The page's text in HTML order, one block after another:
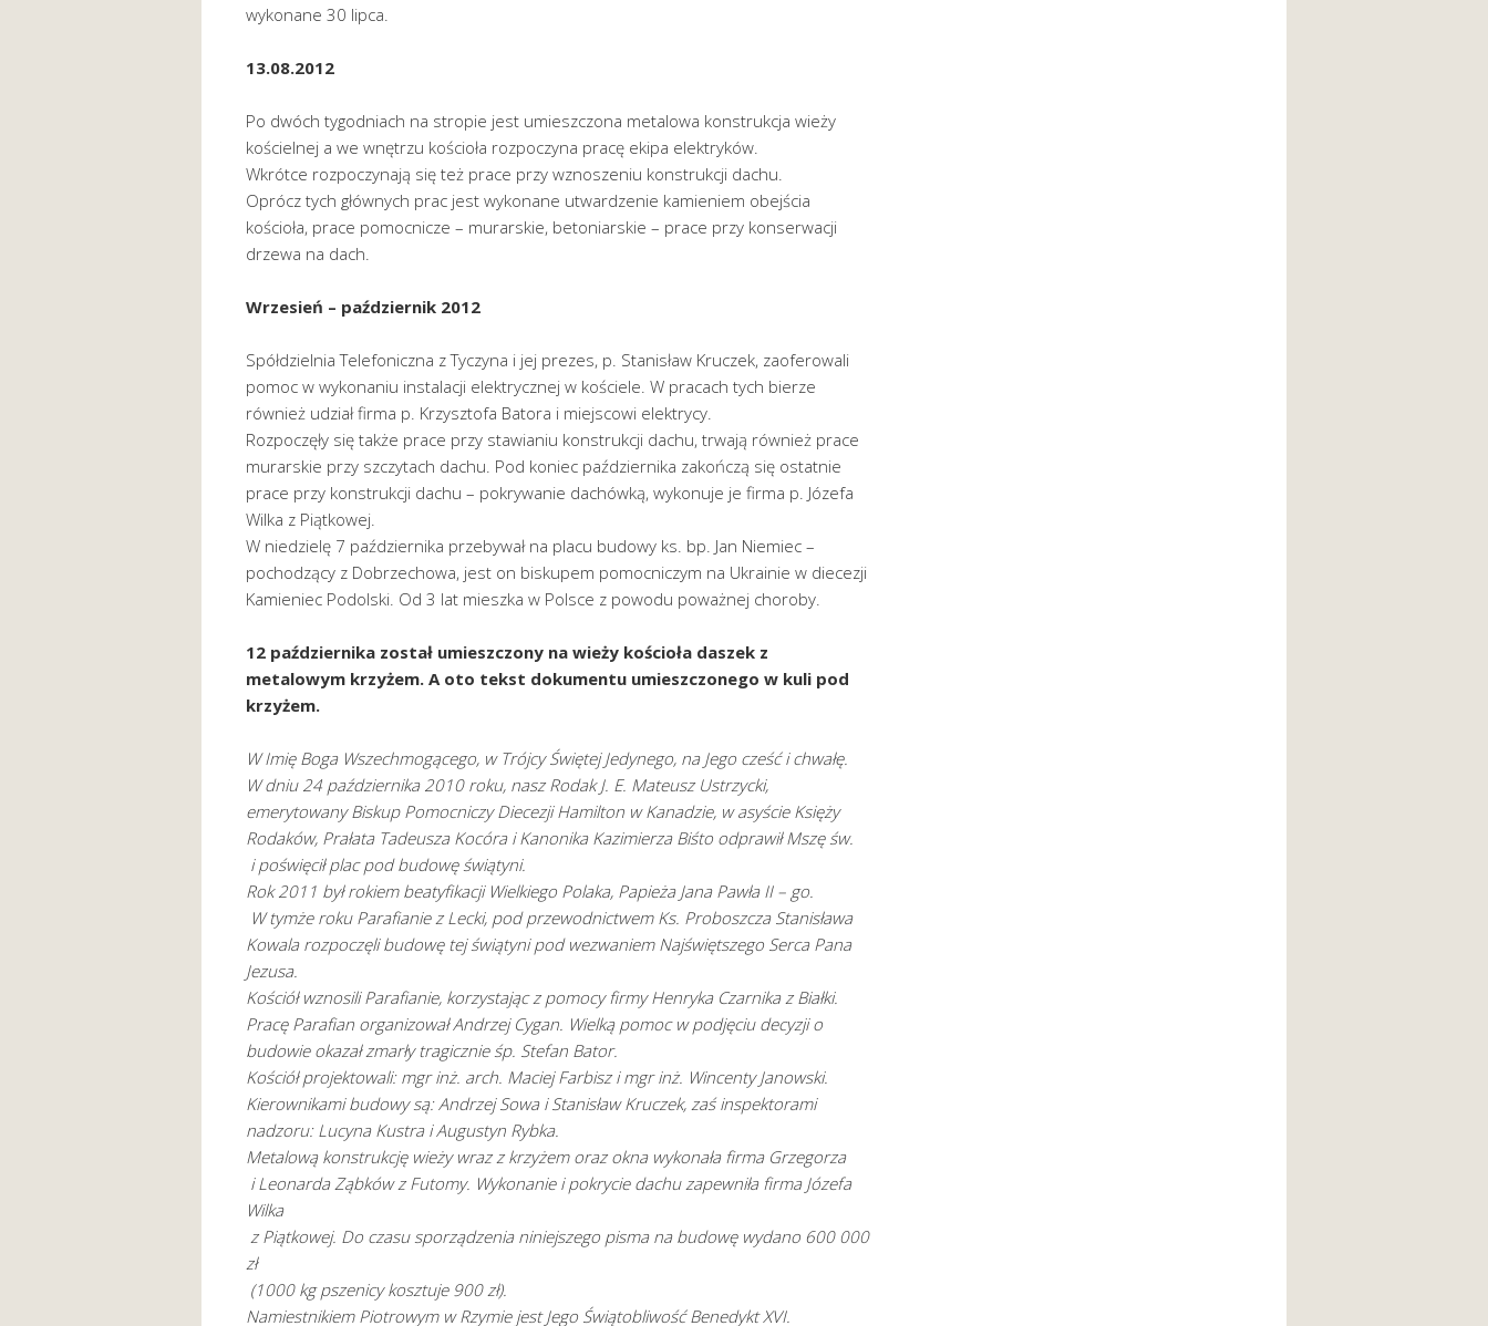
wykonane 30 lipca.
13.08.2012
Po dwóch tygodniach na stropie jest umieszczona metalowa konstrukcja wieży
kościelnej a we wnętrzu kościoła rozpoczyna pracę ekipa elektryków.
Wkrótce rozpoczynają się też prace przy wznoszeniu konstrukcji dachu.
Oprócz tych głównych prac jest wykonane utwardzenie kamieniem obejścia
kościoła, prace pomocnicze – murarskie, betoniarskie – prace przy konserwacji
drzewa na dach.
Wrzesień – październik 2012
Spółdzielnia Telefoniczna z Tyczyna i jej prezes, p. Stanisław Kruczek, zaoferowali
pomoc w wykonaniu instalacji elektrycznej w kościele. W pracach tych bierze
również udział firma p. Krzysztofa Batora i miejscowi elektrycy.
Rozpoczęły się także prace przy stawianiu konstrukcji dachu, trwają również prace
murarskie przy szczytach dachu. Pod koniec października zakończą się ostatnie
prace przy konstrukcji dachu – pokrywanie dachówką, wykonuje je firma p. Józefa
Wilka z Piątkowej.
W niedzielę 7 października przebywał na placu budowy ks. bp. Jan Niemiec –
pochodzący z Dobrzechowa, jest on biskupem pomocniczym na Ukrainie w diecezji
Kamieniec Podolski. Od 3 lat mieszka w Polsce z powodu poważnej choroby.
12 października został umieszczony na wieży kościoła daszek z
metalowym krzyżem. A oto tekst dokumentu umieszczonego w kuli pod
krzyżem.
W Imię Boga Wszechmogącego, w Trójcy Świętej Jedynego, na Jego cześć i chwałę.
W dniu 24 października 2010 roku, nasz Rodak J. E. Mateusz Ustrzycki,
emerytowany Biskup Pomocniczy Diecezji Hamilton w Kanadzie, w asyście Księży
Rodaków, Prałata Tadeusza Kocóra i Kanonika Kazimierza Biśto odprawił Mszę św.
i poświęcił plac pod budowę świątyni.
Rok 2011 był rokiem beatyfikacji Wielkiego Polaka, Papieża Jana Pawła II – go.
W tymże roku Parafianie z Lecki, pod przewodnictwem Ks. Proboszcza Stanisława
Kowala rozpoczęli budowę tej świątyni pod wezwaniem Najświętszego Serca Pana
Jezusa.
Kościół wznosili Parafianie, korzystając z pomocy firmy Henryka Czarnika z Białki.
Pracę Parafian organizował Andrzej Cygan. Wielką pomoc w podjęciu decyzji o
budowie okazał zmarły tragicznie śp. Stefan Bator.
Kościół projektowali: mgr inż. arch. Maciej Farbisz i mgr inż. Wincenty Janowski.
Kierownikami budowy są: Andrzej Sowa i Stanisław Kruczek, zaś inspektorami
nadzoru: Lucyna Kustra i Augustyn Rybka.
Metalową konstrukcję wieży wraz z krzyżem oraz okna wykonała firma Grzegorza
i Leonarda Ząbków z Futomy. Wykonanie i pokrycie dachu zapewniła firma Józefa
Wilka
z Piątkowej. Do czasu sporządzenia niniejszego pisma na budowę wydano 600 000
zł
(1000 kg pszenicy kosztuje 900 zł).
Namiestnikiem Piotrowym w Rzymie jest Jego Świątobliwość Benedykt XVI.